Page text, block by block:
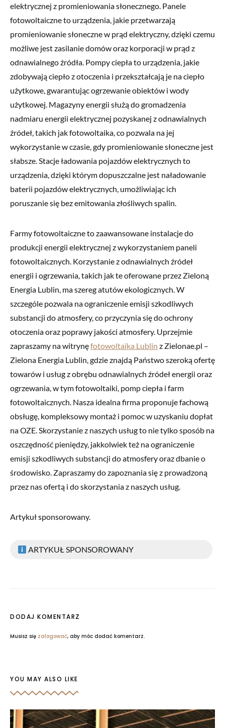
elektrycznej z promieniowania słonecznego. Panele
fotowoltaiczne to urządzenia, jakie przetwarzają
promieniowanie słoneczne w prąd elektryczny, dzięki czemu
możliwe jest zasilanie domów oraz korporacji w prąd z
odnawialnego źródła. Pompy ciepła to urządzenia, jakie
zdobywają ciepło z otoczenia i przekształcają je na ciepło
użytkowe, gwarantując ogrzewanie obiektów i wody
użytkowej. Magazyny energii służą do gromadzenia
nadmiaru energii elektrycznej pozyskanej z odnawialnych
źródeł, takich jak fotowoltaika, co pozwala na jej
wykorzystanie w czasie, gdy promieniowanie słoneczne jest
słabsze. Stacje ładowania pojazdów elektrycznych to
urządzenia, dzięki którym dopuszczalne jest naładowanie
baterii pojazdów elektrycznych, umożliwiając ich
poruszanie się bez emitowania złośliwych spalin.
Farmy fotowoltaiczne to zaawansowane instalacje do
produkcji energii elektrycznej z wykorzystaniem paneli
fotowoltaicznych. Korzystanie z odnawialnych źródeł
energii i ogrzewania, takich jak te oferowane przez Zieloną
Energia Lublin, ma szereg atutów ekologicznych. W
szczególe pozwala na ograniczenie emisji szkodliwych
substancji do atmosfery, co przyczynia się do ochrony
otoczenia oraz poprawy jakości atmosfery. Uprzejmie
zapraszamy na witrynęfotowoltaika Lublin z Zielonae.pl –
Zielona Energia Lublin, gdzie znajdą Państwo szeroką ofertę
towarów i usług z obrębu odnawialnych źródeł energii oraz
ogrzewania, w tym fotowoltaiki, pomp ciepła i farm
fotowoltaicznych. Nasza idealna firma proponuje fachową
obsługę, kompleksowy montaż i pomoc w uzyskaniu dopłat
na OZE. Skorzystanie z naszych usług to nie tylko sposób na
oszczędność pieniędzy, jakkolwiek też na ograniczenie
emisji szkodliwych substancji do atmosfery oraz dbanie o
środowisko. Zapraszamy do zapoznania się z prowadzoną
przez nas ofertą i do skorzystania z naszych usług.
Artykuł sponsorowany.
ARTYKUŁ SPONSOROWANY
DODAJ KOMENTARZ
Musisz się zalogować, aby móc dodać komentarz.
YOU MAY ALSO LIKE